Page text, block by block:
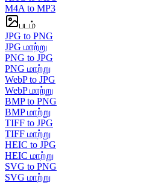
M4A to MP3
படம்
JPG to PNG
JPG மாற்று
PNG to JPG
PNG மாற்று
WebP to JPG
WebP மாற்று
BMP to PNG
BMP மாற்று
TIFF to JPG
TIFF மாற்று
HEIC to JPG
HEIC மாற்று
SVG to PNG
SVG மாற்று